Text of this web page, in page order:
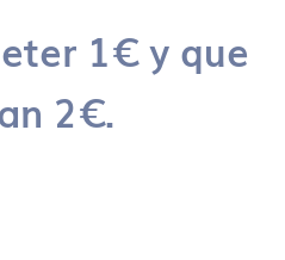
1€ y que
2€.